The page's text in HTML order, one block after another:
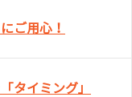
ご用心！
タイミング」